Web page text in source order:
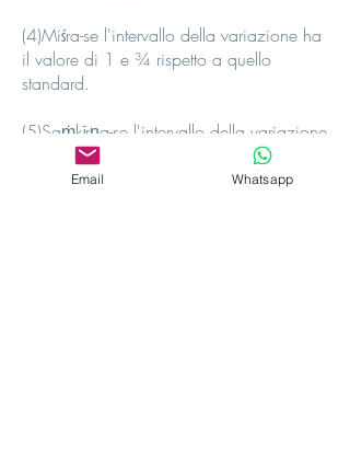
(4)Miśra-se l'intervallo della variazione ha
il valore di 1 e ¾ rispetto a quello
standard.
(5)Saṁkīrṇa-se l'intervallo della variazione
ha il valore di 2 e ¼ rispetto a quello
standard.Email Whatsapp